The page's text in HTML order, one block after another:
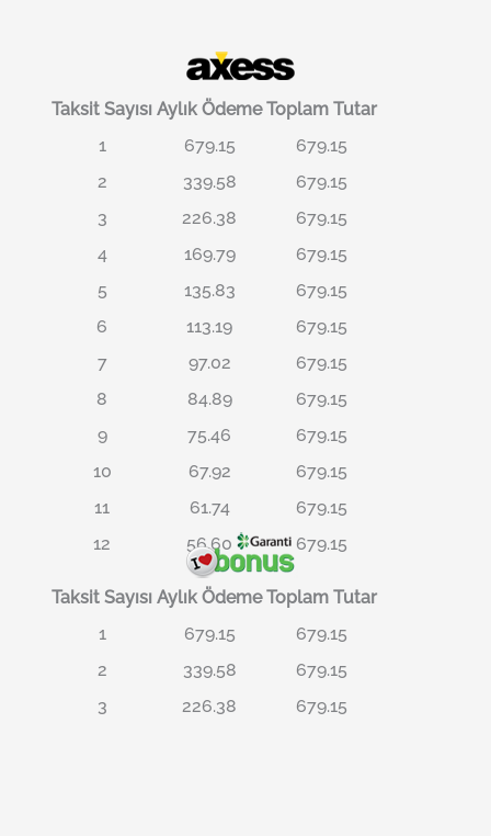
Taksit Sayısı Aylık Ödeme Toplam Tutar
1
679.15
679.15
2
339.58
679.15
3
226.38
679.15
4
169.79
679.15
5
135.83
679.15
6
113.19
679.15
7
97.02
679.15
8
84.89
679.15
9
75.46
679.15
10
67.92
679.15
11
61.74
679.15
12
56.60 679.15
Taksit Sayısı Aylık Ödeme Toplam Tutar
1
679.15
679.15
2
339.58
679.15
3
226.38 679.15